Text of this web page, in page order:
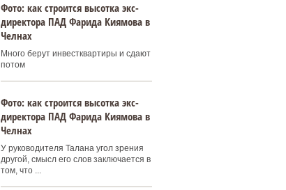
Фото: как строится высотка экс-
директора ПАД Фарида Киямова в
Челнах
Много берут инвестквартиры и сдают
потом
Фото: как строится высотка экс-
директора ПАД Фарида Киямова в
Челнах
У руководителя Талана угол зрения
другой, смысл его слов заключается в
том, что ...